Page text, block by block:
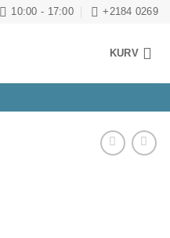
10:00 - 17:00 +2184 0269
KURV